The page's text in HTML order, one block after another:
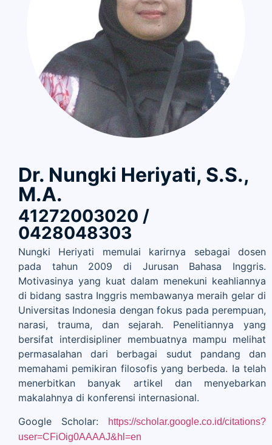
Dr. Nungki Heriyati, S.S.,
M.A.
41272003020 /
0428048303
Nungki Heriyati memulai karirnya sebagai dosen
pada tahun 2009 di Jurusan Bahasa Inggris.
Motivasinya yang kuat dalam menekuni keahliannya
di bidang sastra Inggris membawanya meraih gelar di
Universitas Indonesia dengan fokus pada perempuan,
narasi, trauma, dan sejarah. Penelitiannya yang
bersifat interdisipliner membuatnya mampu melihat
permasalahan dari berbagai sudut pandang dan
memahami pemikiran filosofis yang berbeda. Ia telah
menerbitkan banyak artikel dan menyebarkan
makalahnya di konferensi internasional.
Google Scholar:
https://scholar.google.co.id/citations?
user=CFiOig0AAAAJ&hl=en